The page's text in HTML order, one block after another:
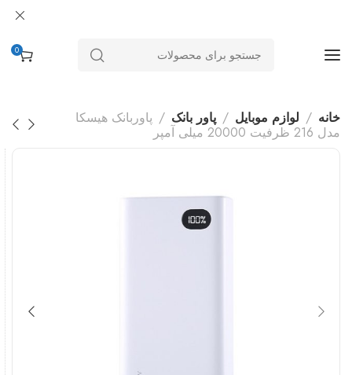
0
خانه لوازم موبایل پاور بانک
پاوربانک هیسکا
مدل 216 ظرفیت 20000 میلی آمپر